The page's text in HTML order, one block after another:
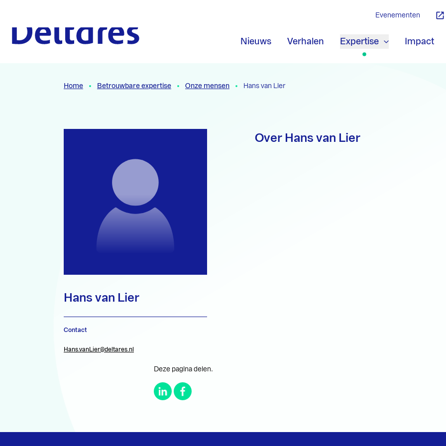
Nieuws Verhalen Expertise Impact
Evenementen
Home Betrouwbare expertise Onze mensen Hans van Lier
Over Hans van Lier
Hans van Lier
Contact
Hans.vanLier@deltares.nl
Deze pagina delen.